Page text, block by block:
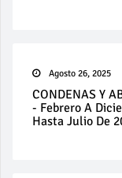
Agosto 26, 2025
CONDENAS Y
- Febrero A
Hasta Julio De